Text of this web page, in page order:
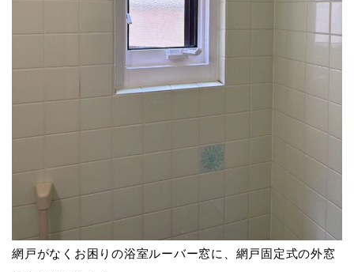
網戸がなくお困りの浴室ルーバー窓に、網戸固定式の外窓